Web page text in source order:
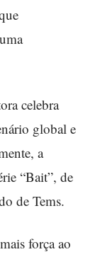
celebra
global e
a
“Bait”, de
de Tems.
força ao